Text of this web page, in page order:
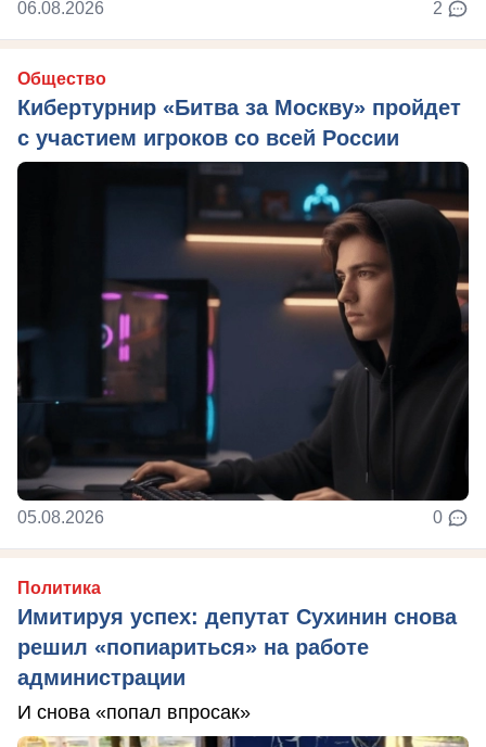
06.08.2026 2
Общество
Кибертурнир «Битва за Москву» пройдет
с участием игроков со всей России
05.08.2026 0
Политика
Имитируя успех: депутат Сухинин снова
решил «попиариться» на работе
администрации
И снова «попал впросак»